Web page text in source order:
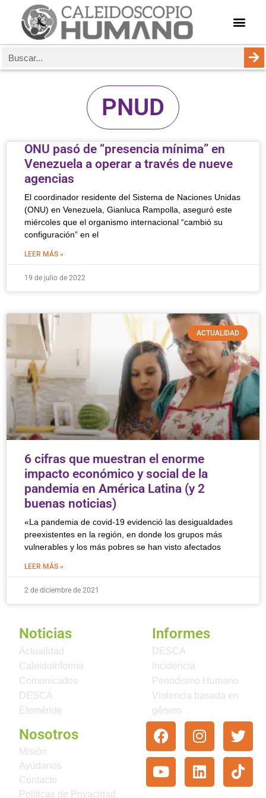
PNUD
ONU pasó de “presencia mínima” en
Venezuela a operar a través de nueve
agencias
El coordinador residente del Sistema de Naciones Unidas
(ONU) en Venezuela, Gianluca Rampolla, aseguró este
miércoles que el organismo internacional “cambió su
configuración” en el
LEER MÁS »
19 de julio de 2022
ACTUALIDAD
6 cifras que muestran el enorme
impacto económico y social de la
pandemia en América Latina (y 2
buenas noticias)
«La pandemia de covid-19 evidenció las desigualdades
preexistentes en la región, en donde los grupos más
vulnerables y los más pobres se han visto afectados
LEER MÁS »
2 de diciembre de 2021
Noticias
Actualidad
CaleidoInforma
Comunicados
DESCA
Efeméride
Informes
DESCA
Incidencia
Periodismo Humano
Violencia basada en
género
Nosotros
Misión
Ayúdanos
Contacto
Políticas de Privacidad